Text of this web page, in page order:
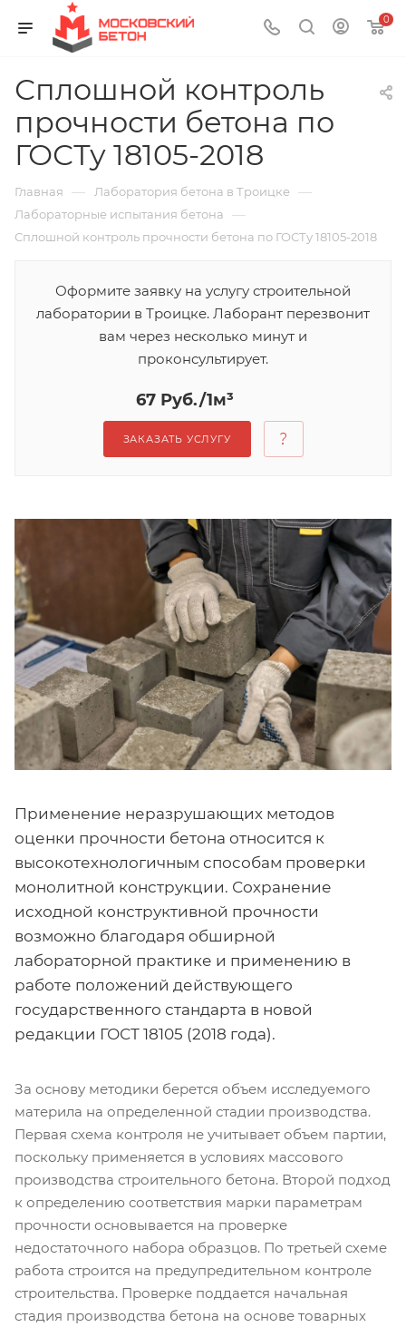
0
Сплошной контроль
прочности бетона по
ГОСТу 18105-2018
Главная — Лаборатория бетона в Троицке —
Лабораторные испытания бетона —
Сплошной контроль прочности бетона по ГОСТу 18105-2018
Оформите заявку на услугу строительной
лаборатории в Троицке. Лаборант перезвонит
вам через несколько минут и
проконсультирует.
67 Руб./1м³
ЗАКАЗАТЬ УСЛУГУ
Применение неразрушающих методов
оценки прочности бетона относится к
высокотехнологичным способам проверки
монолитной конструкции. Сохранение
исходной конструктивной прочности
возможно благодаря обширной
лабораторной практике и применению в
работе положений действующего
государственного стандарта в новой
редакции ГОСТ 18105 (2018 года).
За основу методики берется объем исследуемого
материла на определенной стадии производства.
Первая схема контроля не учитывает объем партии,
поскольку применяется в условиях массового
производства строительного бетона. Второй подход
к определению соответствия марки параметрам
прочности основывается на проверке
недостаточного набора образцов. По третьей схеме
работа строится на предупредительном контроле
строительства. Проверке поддается начальная
стадия производства бетона на основе товарных